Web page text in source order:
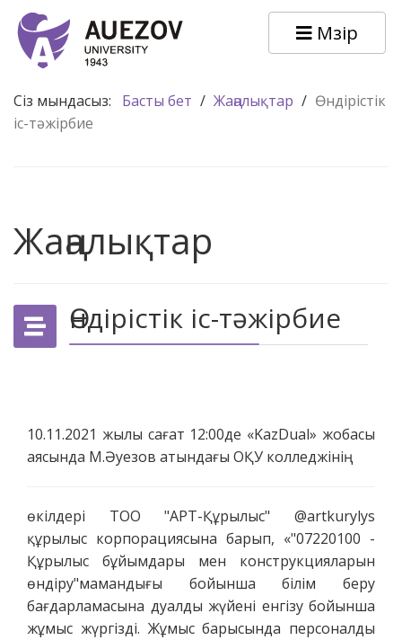
Мәзір
Сіз мындасыз: Басты бет / Жаңалықтар / Өндірістік
іс-тәжірбие
Жаңалықтар
Өндірістік іс-тәжірбие
10.11.2021 жылы сағат 12:00де «KazDual» жобасы
аясында М.Әуезов атындағы ОҚУ колледжінің
өкілдері ТОО "АРТ-Құрылыс" @artkurylys
құрылыс корпорациясына барып, «"07220100 -
Құрылыс бұйымдары мен конструкцияларын
өндіру"мамандығы бойынша білім беру
бағдарламасына дуалды жүйені енгізу бойынша
жұмыс жүргізді. Жұмыс барысында персоналды